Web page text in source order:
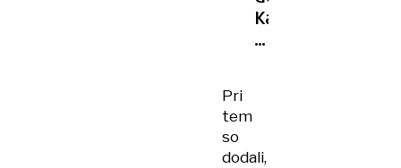
Kalan
Živčec
Pri
tem
so
dodali,